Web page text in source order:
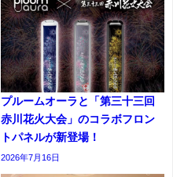
プルームオーラと「第三十三回
赤川花火大会」のコラボフロン
トパネルが新登場！
2026年7月16日